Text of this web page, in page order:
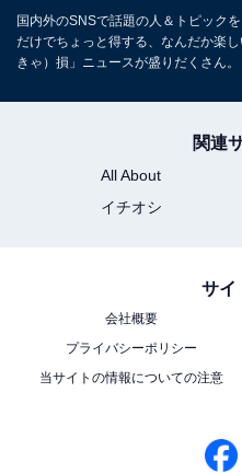
国内外のSNSで話題の人＆トピック
だけでちょっと得する、なんだか楽
きゃ）損」ニュースが盛りだくさん。
関連
All About
イチオシ
サイ
会社概要
プライバシーポリシー
当サイトの情報についての注意